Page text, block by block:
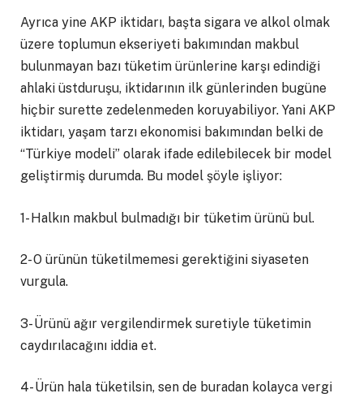
Ayrıca yine AKP iktidarı, başta sigara ve alkol olmak
üzere toplumun ekseriyeti bakımından makbul
bulunmayan bazı tüketim ürünlerine karşı edindiği
ahlaki üstduruşu, iktidarının ilk günlerinden bugüne
hiçbir surette zedelenmeden koruyabiliyor. Yani AKP
iktidarı, yaşam tarzı ekonomisi bakımından belki de
“Türkiye modeli” olarak ifade edilebilecek bir model
geliştirmiş durumda. Bu model şöyle işliyor:
1- Halkın makbul bulmadığı bir tüketim ürünü bul.
2- O ürünün tüketilmemesi gerektiğini siyaseten
vurgula.
3- Ürünü ağır vergilendirmek suretiyle tüketimin
caydırılacağını iddia et.
4- Ürün hala tüketilsin, sen de buradan kolayca vergi